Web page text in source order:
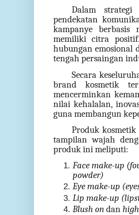
Dalam strategi
pendekatan
kampanye
memiliki citra
hubungan emosional
tengah persaingan
Secara
brand kosmetik
mencerminkan
nilai kehalalan,
guna membangun
Produk
tampilan wajah
produk ini meliputi:
Face make-up
powder)
Eye make-up
Lip make-up
Blush ondan